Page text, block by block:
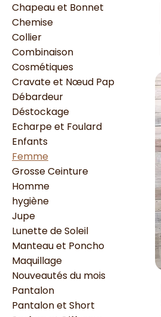
Chapeau et Bonnet
Chemise
Collier
Combinaison
Cosmétiques
Cravate et Nœud Pap
Débardeur
Déstockage
Echarpe et Foulard
Enfants
Femme
Grosse Ceinture
Homme
hygiène
Jupe
Lunette de Soleil
Manteau et Poncho
Maquillage
Nouveautés du mois
Pantalon
Pantalon et Short